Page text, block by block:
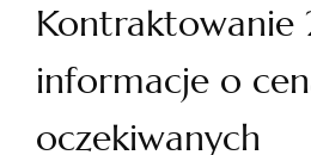
Kontraktowanie
informacje o
oczekiwanych